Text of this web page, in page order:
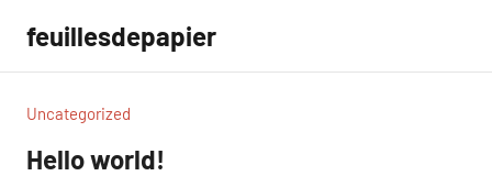
contenu
feuillesdepapier
Uncategorized
Hello world!